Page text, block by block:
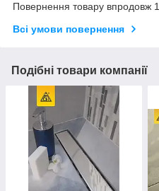
Повернення товару впродовж
Всі умови повернення
Подібні товари компанії